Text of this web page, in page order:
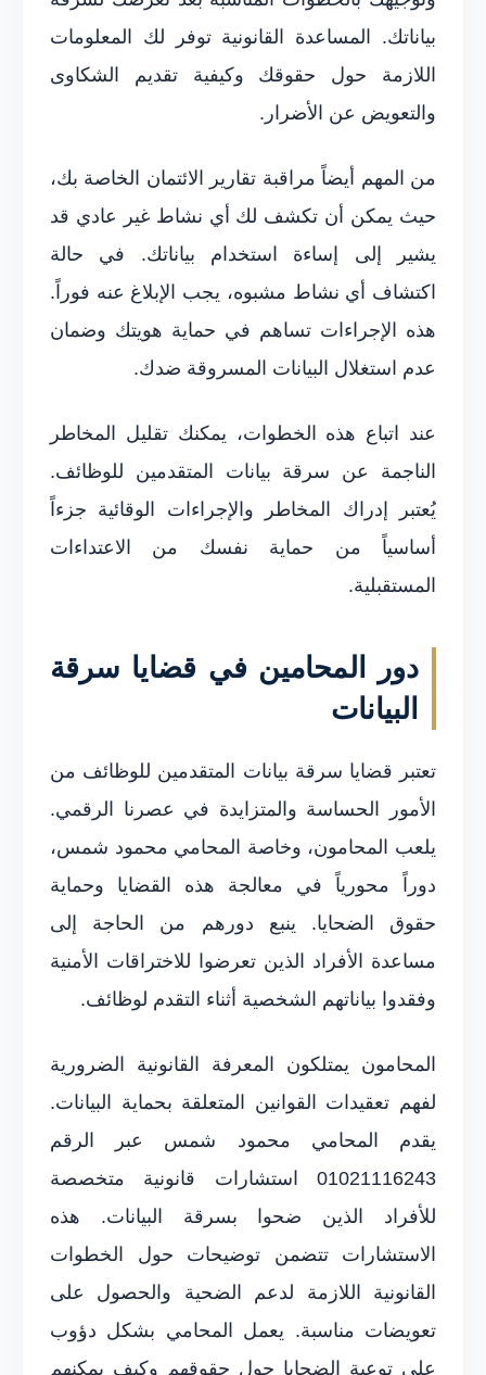
بياناتك. المساعدة القانونية توفر لك المعلومات
اللازمة حول حقوقك وكيفية تقديم الشكاوى
والتعويض عن الأضرار.
من المهم أيضاً مراقبة تقارير الائتمان الخاصة بك،
حيث يمكن أن تكشف لك أي نشاط غير عادي قد
يشير إلى إساءة استخدام بياناتك. في حالة
اكتشاف أي نشاط مشبوه، يجب الإبلاغ عنه فوراً.
هذه الإجراءات تساهم في حماية هويتك وضمان
عدم استغلال البيانات المسروقة ضدك.
عند اتباع هذه الخطوات، يمكنك تقليل المخاطر
الناجمة عن سرقة بيانات المتقدمين للوظائف.
يُعتبر إدراك المخاطر والإجراءات الوقائية جزءاً
أساسياً من حماية نفسك من الاعتداءات
المستقبلية.
دور المحامين في قضايا سرقة
البيانات
تعتبر قضايا سرقة بيانات المتقدمين للوظائف من
الأمور الحساسة والمتزايدة في عصرنا الرقمي.
يلعب المحامون، وخاصة المحامي محمود شمس،
دوراً محورياً في معالجة هذه القضايا وحماية
حقوق الضحايا. ينبع دورهم من الحاجة إلى
مساعدة الأفراد الذين تعرضوا للاختراقات الأمنية
وفقدوا بياناتهم الشخصية أثناء التقدم لوظائف.
المحامون يمتلكون المعرفة القانونية الضرورية
لفهم تعقيدات القوانين المتعلقة بحماية البيانات.
يقدم المحامي محمود شمس عبر الرقم
01021116243 استشارات قانونية متخصصة
للأفراد الذين ضحوا بسرقة البيانات. هذه
الاستشارات تتضمن توضيحات حول الخطوات
القانونية اللازمة لدعم الضحية والحصول على
تعويضات مناسبة. يعمل المحامي بشكل دؤوب
على توعية الضحايا حول حقوقهم وكيف يمكنهم